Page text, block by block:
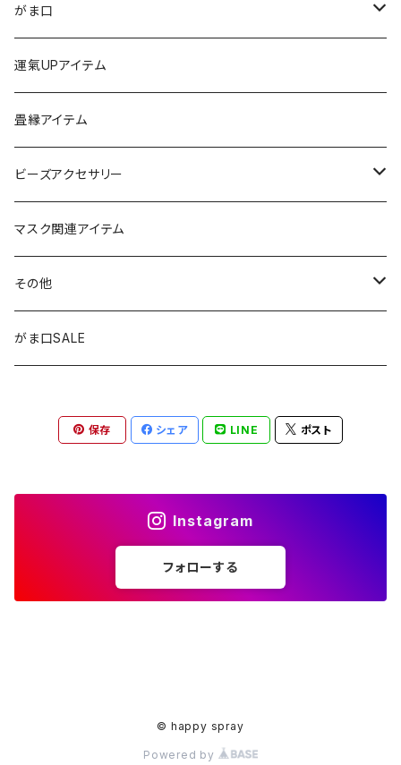
ストラップ
チャーム
バッグチャーム
カーアクセサリー
ミニサンキャッチャー
窓用サンキャッチャー
ブックマーカー
アクセサリー
イヤリング
がま口
ちびがま
カードケース
コインケース
長財布
ペンケース
通帳ケース
印鑑ケース
運氣UPアイテム
畳縁アイテム
ビーズアクセサリー
チャーム
ストラップ
ペンダント
メガネストラップ
アクセサリー
ピアス
マスク関連アイテム
その他
アジャスター
がま口SALE
保存 シェア LINE ポスト
Instagram
フォローする
© happy spray
Powered by